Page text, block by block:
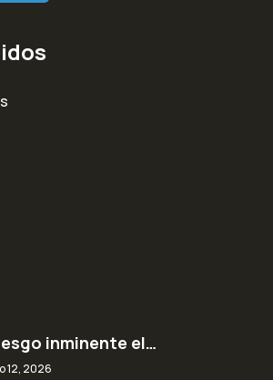
inminente el…
12, 2026